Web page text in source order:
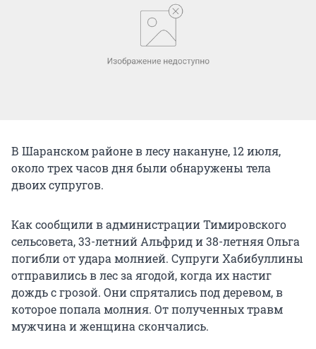
В Шаранском районе в лесу накануне, 12 июля,
около трех часов дня были обнаружены тела
двоих супругов.
Как сообщили в администрации Тимировского
сельсовета, 33-летний Альфрид и 38-летняя Ольга
погибли от удара молнией. Супруги Хабибуллины
отправились в лес за ягодой, когда их настиг
дождь с грозой. Они спрятались под деревом, в
которое попала молния. От полученных травм
мужчина и женщина скончались.